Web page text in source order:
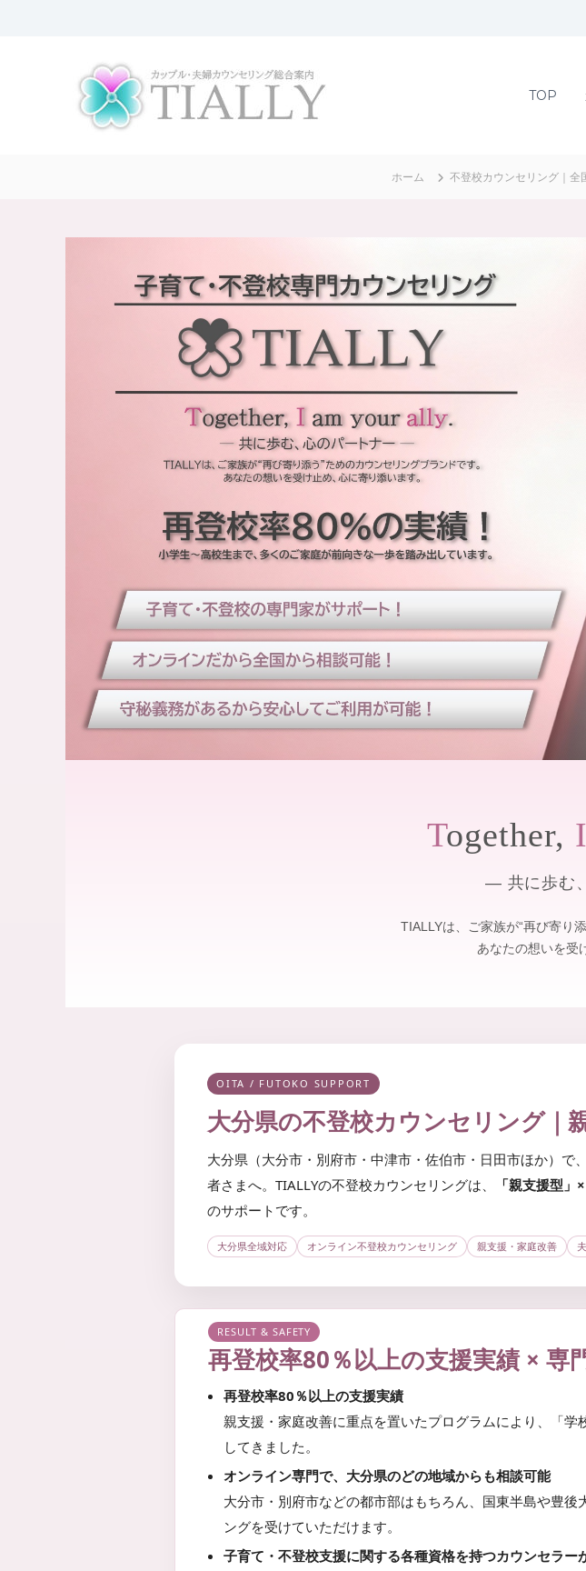
A
L
L
【
公
式
】
｜
全
オ
ン
イ
ン
対
応
・
カ
ッ
ル
婦
・
ッ
ル
の
再
出
発
”
サ
ポ
ー
し
ま
す
。
専
門
の
カ
せ
る
よ
う
お
手
伝
ま
。
TOP
ホーム 不登校カウンセリング｜全
Together, I
― 共に歩む
TIALLYは、ご家族が“再び寄り
あなたの想いを受
OITA / FUTOKO SUPPORT
大分県の不登校カウンセリング｜
大分県（大分市・別府市・中津市・佐伯市・日田市ほか）
者さまへ。TIALLYの不登校カウンセリングは、
「親支援型
のサポートです。
大分県全域対応 オンライン不登校カウンセリング 親支援・家庭改善
RESULT & SAFETY
再登校率80％以上の支援実績 × 専
再登校率80％以上の支援実績
親支援・家庭改善に重点を置いたプログラムにより、「
してきました。
オンライン専門で、大分県のどの地域からも相談可能
大分市・別府市などの都市部はもちろん、国東半島や豊
ングを受けていただけます。
子育て・不登校支援に関する各種資格を持つカウンセラー